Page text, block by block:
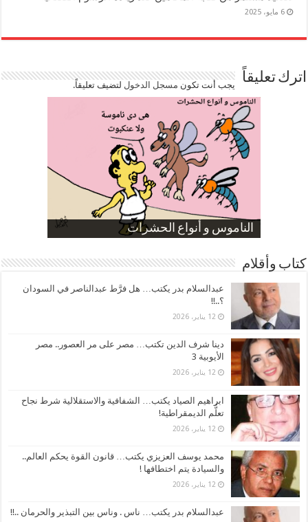
6 مايو، 2025
اترك تعليقاً يجب أنت تكون مسجل الدخوللتضيف تعليقاً.
الناموس و أنواع الحشرات
الموظفين بعد ارتفاع الأسعار
ارتفاع نسبة الطلاق في مصر
صورة كاركاتيرية
صورة كاركاتيرية
كتاب وأقلام
عبدالسلام بدر يكتب… هل فرَّط عبدالناصر في السودان
؟..!!
12 يناير، 2026
دينا شرف الدين تكتب… مصر على مر العصور.. مصر
الأيوبية 3
12 يناير، 2026
ابراهيم الصياد يكتب… الشفافية والاستقلالية شرط نجاح
تعلُّم الديمقراطية!
12 يناير، 2026
محمد يوسف العزيزي يكتب… قانون القوة يحكم العالم..
والسيادة يتم اختطافها !
12 يناير، 2026
عبدالسلام بدر يكتب… ناس . وناس بين التبذير والحرمان ..!!